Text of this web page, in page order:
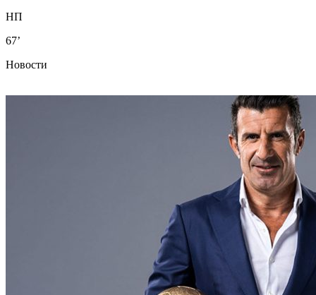
НП
67’
Новости